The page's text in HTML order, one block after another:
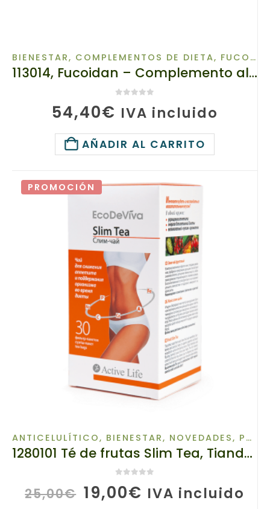
BIENESTAR, COMPLEMENTOS DE DIETA, FUCOIDAN
113014, Fucoidan – Complemento alimenticio con fucoidan, TianDe, Peso: 5,7 g, Protege las células del cuerpo de los radicales libres
54,40€ IVA incluido
AÑADIR AL CARRITO
PROMOCIÓN
ANTICELULÍTICO, BIENESTAR, NOVEDADES, PARA EL CUERPO
1280101 Té de frutas Slim Tea, Tiande, 30 bolsas de filtro x 1,5 g, EcoDeViva, Frena tu apetito y antojos de dulces
25,00€ El
19,00€ El
IVA incluido